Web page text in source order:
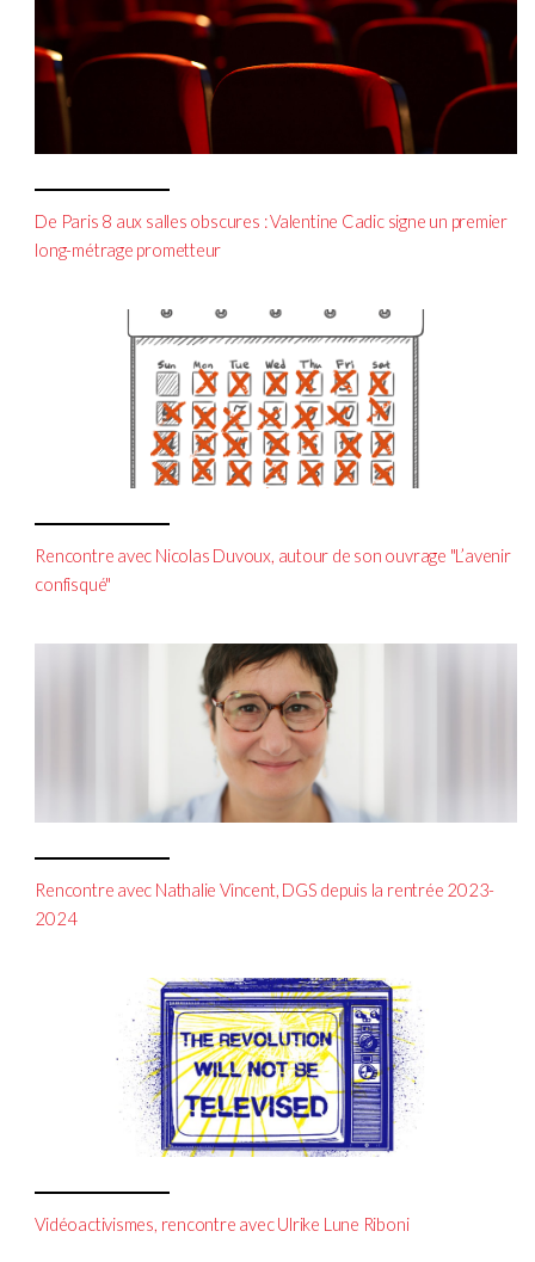
De Paris 8 aux salles obscures : Valentine Cadic signe un premier
long-métrage prometteur
Rencontre avec Nicolas Duvoux, autour de son ouvrage "L’avenir
confisqué"
Rencontre avec Nathalie Vincent, DGS depuis la rentrée 2023-
2024
Vidéoactivismes, rencontre avec Ulrike Lune Riboni